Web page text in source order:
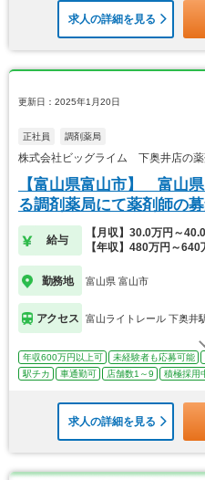
求人の詳細を見る
更新日：2025年1月20日
正社員 調剤薬局
株式会社ビッグライム 下奥井店の薬
【富山県富山市】 富山
る調剤薬局にて薬剤師の募
給与
【月収】30.0万円～
【年収】480万円～640
勤務地 富山県 富山市
アクセス 富山ライトレール 下奥井
年収600万円以上可 未経験者も応募可能
駅チカ
車通勤可 店舗数1～9 積極採用
求人の詳細を見る